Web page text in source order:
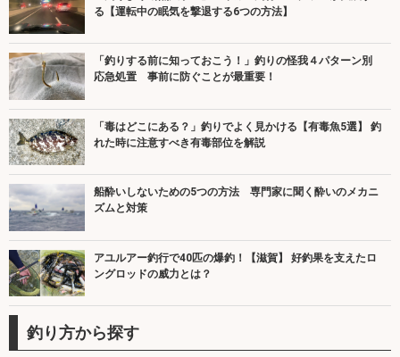
る【運転中の眠気を撃退する6つの方法】
「釣りする前に知っておこう！」釣りの怪我４パターン別
応急処置 事前に防ぐことが最重要！
「毒はどこにある？」釣りでよく見かける【有毒魚5選】 釣
れた時に注意すべき有毒部位を解説
船酔いしないための5つの方法 専門家に聞く酔いのメカニ
ズムと対策
アユルアー釣行で40匹の爆釣！【滋賀】 好釣果を支えたロ
ングロッドの威力とは？
釣り方から探す